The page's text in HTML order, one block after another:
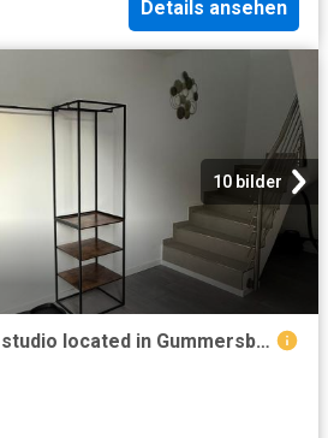
Details ansehen
10 bilder
Beautiful and bright studio located in Gummersbach